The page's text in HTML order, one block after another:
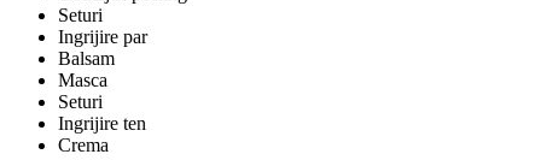
Seturi
Ingrijire par
Balsam
Masca
Seturi
Ingrijire ten
Crema